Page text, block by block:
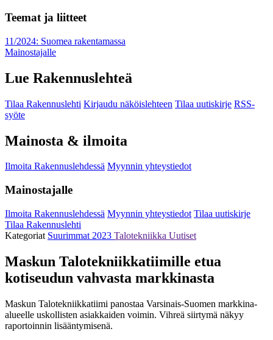
Teemat ja liitteet
11/2024: Suomea rakentamassa
Mainostajalle
Lue Rakennuslehteä
Tilaa Rakennuslehti Kirjaudu näköislehteen Tilaa uutiskirje RSS-
syöte
Mainosta & ilmoita
Ilmoita Rakennuslehdessä Myynnin yhteystiedot
Mainostajalle
Ilmoita Rakennuslehdessä Myynnin yhteystiedot Tilaa uutiskirje
Tilaa Rakennuslehti
Kategoriat Suurimmat 2023 Talotekniikka Uutiset
Maskun Talotekniikkatiimille etua
kotiseudun vahvasta markkinasta
Maskun Talotekniikkatiimi panostaa Varsinais-Suomen markkina-
alueelle uskollisten asiakkaiden voimin. Vihreä siirtymä näkyy
raportoinnin lisääntymisenä.